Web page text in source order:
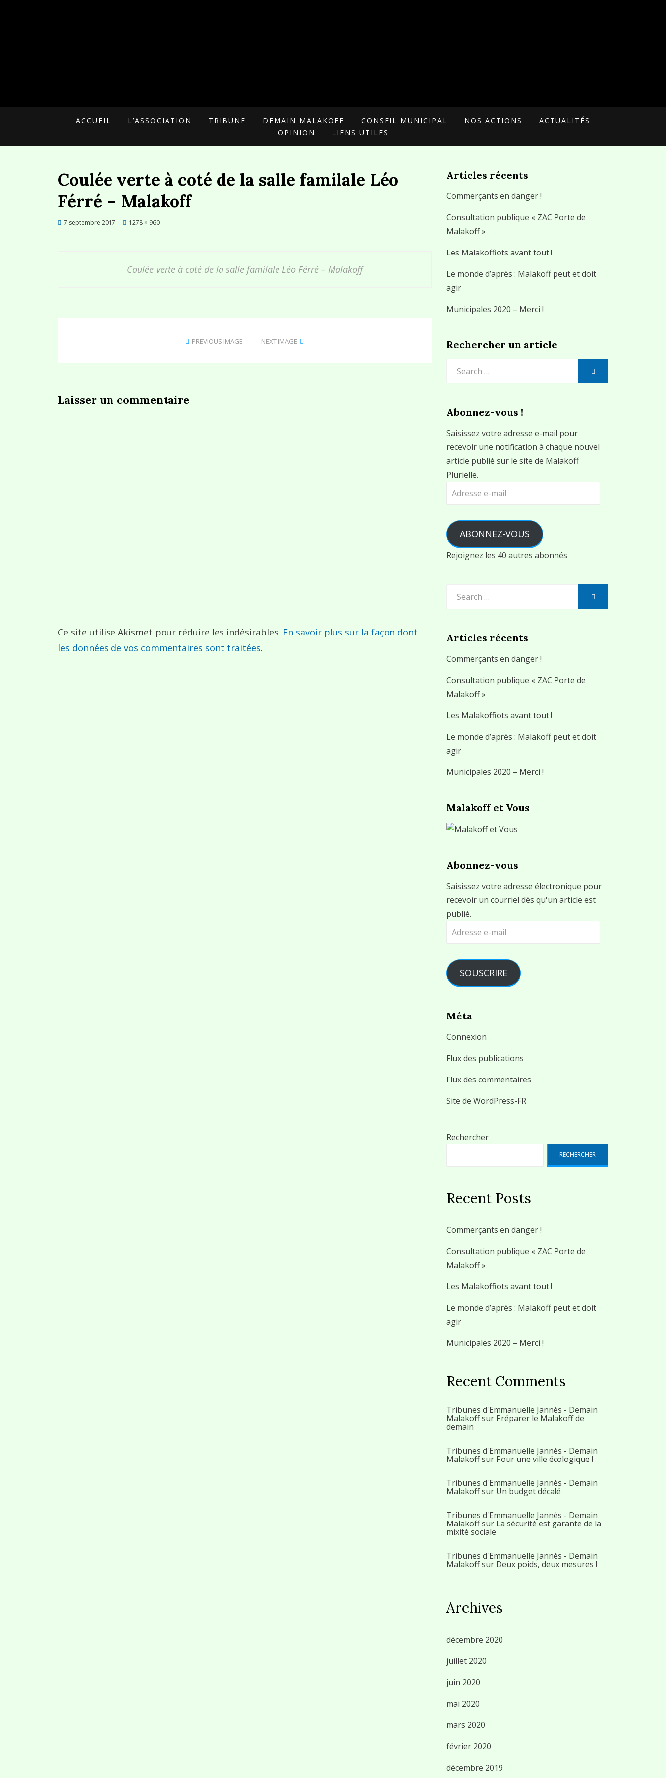
ACCUEIL L’ASSOCIATION TRIBUNE DEMAIN MALAKOFF CONSEIL MUNICIPAL NOS ACTIONS
ACTUALITÉS
OPINION
LIENS UTILES
Coulée verte à coté de la salle familale Léo
Férré – Malakoff
Posted
7 septembre 2017 1278 × 960
Coulée verte à coté de la salle familale Léo Férré – Malakoff
PREVIOUS IMAGE NEXT IMAGE
Laisser un commentaire
Ce site utilise Akismet pour réduire les indésirables. En savoir plus sur la façon dont
les données de vos commentaires sont traitées.
Articles récents
Commerçants en danger !
Consultation publique « ZAC Porte de
Malakoff »
Les Malakoffiots avant tout !
Le monde d’après : Malakoff peut et doit
agir
Municipales 2020 – Merci !
Rechercher un article
Abonnez-vous !
Saisissez votre adresse e-mail pour
recevoir une notification à chaque nouvel
article publié sur le site de Malakoff
Plurielle.
Adresse
ABONNEZ-VOUS
Rejoignez les 40 autres abonnés
Articles récents
Commerçants en danger !
Consultation publique « ZAC Porte de
Malakoff »
Les Malakoffiots avant tout !
Le monde d’après : Malakoff peut et doit
agir
Municipales 2020 – Merci !
Malakoff et Vous
Abonnez-vous
Saisissez votre adresse électronique pour
recevoir un courriel dès qu'un article est
publié.
Adresse
SOUSCRIRE
Méta
Connexion
Flux des publications
Flux des commentaires
Site de WordPress-FR
Rechercher
RECHERCHER
Recent Posts
Commerçants en danger !
Consultation publique « ZAC Porte de
Malakoff »
Les Malakoffiots avant tout !
Le monde d’après : Malakoff peut et doit
agir
Municipales 2020 – Merci !
Recent Comments
Tribunes d'Emmanuelle Jannès - Demain
Malakoffsur Préparer le Malakoff de
demain
Tribunes d'Emmanuelle Jannès - Demain
Malakoffsur Pour une ville écologique !
Tribunes d'Emmanuelle Jannès - Demain
Malakoffsur Un budget décalé
Tribunes d'Emmanuelle Jannès - Demain
Malakoffsur La sécurité est garante de la
mixité sociale
Tribunes d'Emmanuelle Jannès - Demain
Malakoffsur Deux poids, deux mesures !
Archives
décembre 2020
juillet 2020
juin 2020
mai 2020
mars 2020
février 2020
décembre 2019